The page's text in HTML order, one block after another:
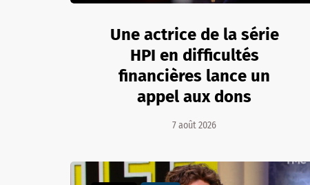
Une actrice de la série
HPI en difficultés
financières lance un
appel aux dons
7 août 2026